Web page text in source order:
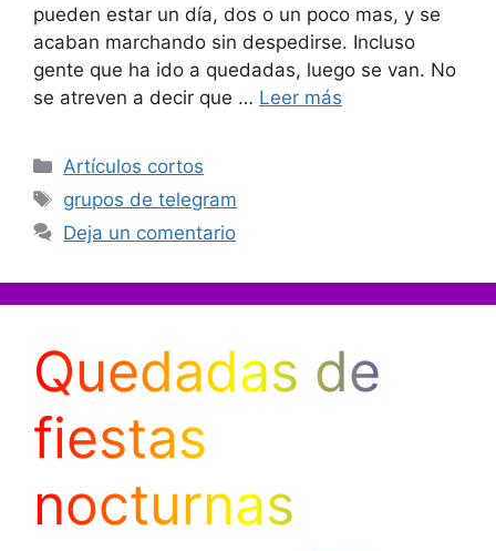
pueden estar un día, dos o un poco mas, y se
acaban marchando sin despedirse. Incluso
gente que ha ido a quedadas, luego se van. No
se atreven a decir que … Leer más
Categorías
Artículos cortos
Etiquetas
grupos de telegram
Deja un comentario
Quedadas de
fiestas
nocturnas